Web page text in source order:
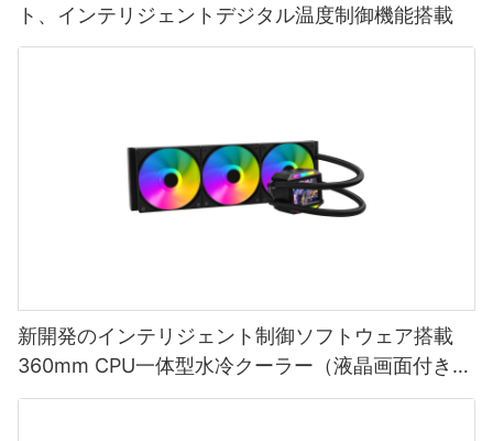
ト、インテリジェントデジタル温度制御機能搭載
新開発のインテリジェント制御ソフトウェア搭載
360mm CPU一体型水冷クーラー（液晶画面付き）
AURORA ELITE-1773913805412865